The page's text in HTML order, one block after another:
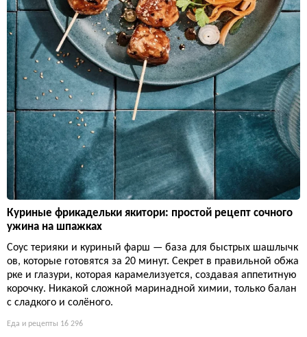
Куриные фрикадельки якитори: простой рецепт сочного
ужина на шпажках
Соус терияки и куриный фарш — база для быстрых шашлычк
ов, которые готовятся за 20 минут. Секрет в правильной обжа
рке и глазури, которая карамелизуется, создавая аппетитную
корочку. Никакой сложной маринадной химии, только балан
с сладкого и солёного.
Еда и рецепты 16 296